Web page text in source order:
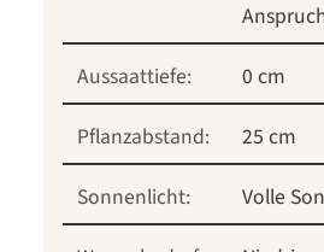
Aussaattiefe:
0 cm
Pflanzabstand:
25 cm
Sonnenlicht:
Volle